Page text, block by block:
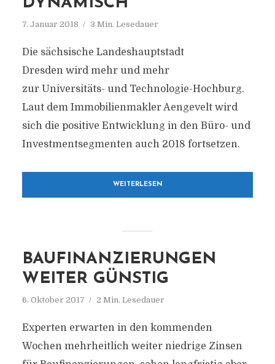
DYNAMISCH
7. Januar 2018 3 Min. Lesedauer
Die sächsische Landeshauptstadt
Dresden wird mehr und mehr
zur Universitäts- und Technologie-Hochburg.
Laut dem Immobilienmakler Aengevelt wird
sich die positive Entwicklung in den Büro- und
Investmentsegmenten auch 2018 fortsetzen.
WEITERLESEN
BAUFINANZIERUNGEN
WEITER GÜNSTIG
6. Oktober 2017 2 Min. Lesedauer
Experten erwarten in den kommenden
Wochen mehrheitlich weiter niedrige Zinsen